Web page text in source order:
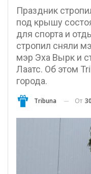
Праздник
под крышу
для спорта и
стропил сняли
мэр Эха Вырк и
Лаатс. Об этом
города.
Tribuna От